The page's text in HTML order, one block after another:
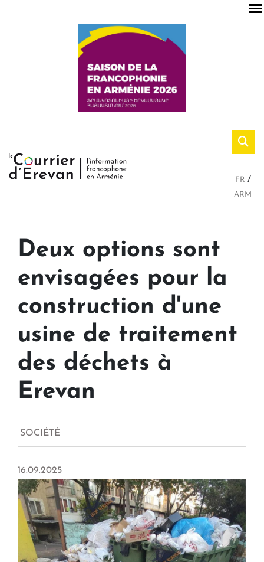
FR
ARM
Deux options sont
envisagées pour la
construction d'une
usine de traitement
des déchets à
Erevan
SOCIÉTÉ
16.09.2025